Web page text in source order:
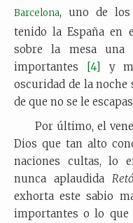
Barcelona, uno de los
tenido la España en
sobre la mesa una
importantes [4] y
oscuridad de la noche
de que no se le
Por último, el
Dios que tan alto
naciones cultas, lo
nunca aplaudida
exhorta este sabio
importantes o lo